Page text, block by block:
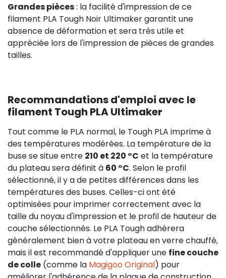
Grandes pièces: la facilité d'impression de ce
filament PLA Tough Noir Ultimaker garantit une
absence de déformation et sera très utile et
appréciée lors de l'impression de pièces de grandes
tailles.
Recommandations d'emploi avec le
filament Tough PLA Ultimaker
Tout comme le PLA normal, le Tough PLA imprime à
des températures modérées. La température de la
buse se situe entre 210 et 220 °C et la température
du plateau sera définit à 60 °C. Selon le profil
sélectionné, il y a de petites différences dans les
températures des buses. Celles-ci ont été
optimisées pour imprimer correctement avec la
taille du noyau d'impression et le profil de hauteur de
couche sélectionnés. Le PLA Tough adhérera
généralement bien à votre plateau en verre chauffé,
mais il est recommandé d'appliquer une fine couche
de colle (comme la Magigoo Original) pour